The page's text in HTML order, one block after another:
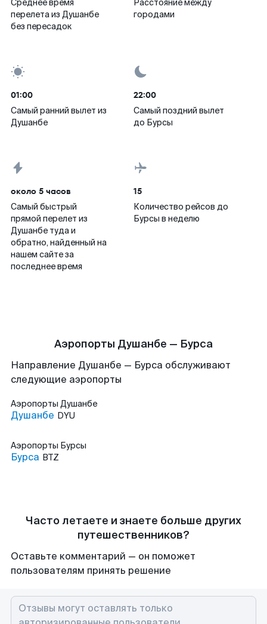
Среднее время
перелета из Душанбе
без пересадок
Расстояние между
городами
01:00
Самый ранний вылет из
Душанбе
22:00
Самый поздний вылет
до Бурсы
около 5 часов
Самый быстрый
прямой перелет из
Душанбе туда и
обратно, найденный на
нашем сайте за
последнее время
15
Количество рейсов до
Бурсы в неделю
Аэропорты Душанбе — Бурса
Направление Душанбе — Бурса обслуживают
следующие аэропорты
Аэропорты Душанбе
Душанбе DYU
Аэропорты Бурсы
Бурса BTZ
Часто летаете и знаете больше других
путешественников?
Оставьте комментарий — он поможет
пользователям принять решение